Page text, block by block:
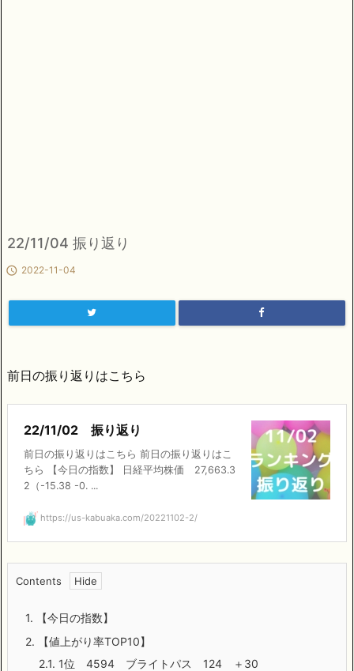
22/11/04 振り返り
 2022-11-04
前日の振り返りはこちら
22/11/02 振り返り
前日の振り返りはこちら 前日の振り返りはこ
ちら 【今日の指数】 日経平均株価 27,663.3
2（-15.38 -0. ...
https://us-kabuaka.com/20221102-2/
Contents
1. 【今日の指数】
2. 【値上がり率TOP10】
2.1. 1位 4594 ブライトパス 124 ＋30